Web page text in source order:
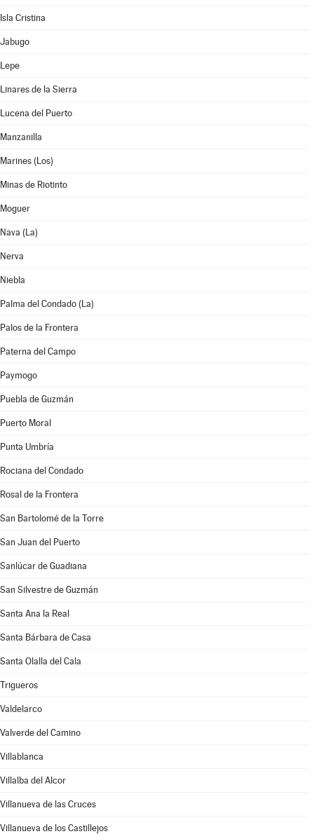
Isla Cristina
Jabugo
Lepe
Linares de la Sierra
Lucena del Puerto
Manzanilla
Marines (Los)
Minas de Riotinto
Moguer
Nava (La)
Nerva
Niebla
Palma del Condado (La)
Palos de la Frontera
Paterna del Campo
Paymogo
Puebla de Guzmán
Puerto Moral
Punta Umbría
Rociana del Condado
Rosal de la Frontera
San Bartolomé de la Torre
San Juan del Puerto
Sanlúcar de Guadiana
San Silvestre de Guzmán
Santa Ana la Real
Santa Bárbara de Casa
Santa Olalla del Cala
Trigueros
Valdelarco
Valverde del Camino
Villablanca
Villalba del Alcor
Villanueva de las Cruces
Villanueva de los Castillejos